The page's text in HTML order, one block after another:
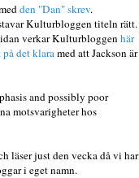
den "Dan" skrev.
Kulturbloggen titeln rätt.
verkar Kulturbloggenhär
det klaramed att Jackson är
and possibly poor
motsvarigheter hos
läser just den vecka då vi har
i eget namn.